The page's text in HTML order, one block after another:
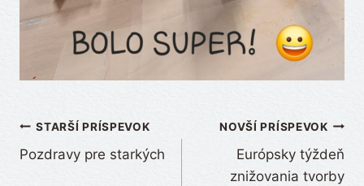
Navigácia
v
STARŠÍ PRÍSPEVOK
Pozdravy pre starkých
NOVŠÍ PRÍSPEVOK
Európsky týždeň
znižovania tvorby